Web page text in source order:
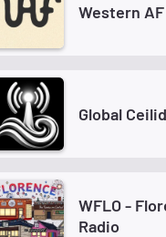
Western AF
Global
WFLO -
Radio